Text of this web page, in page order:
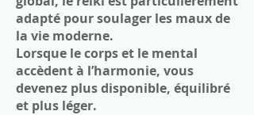
adapté pour soulager les maux de
la vie moderne.
Lorsque le corps et le mental
accèdent à l’harmonie, vous
devenez plus disponible, équilibré
et plus léger.